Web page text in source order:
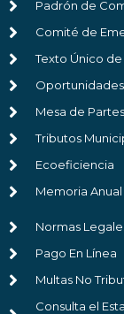
Padrón de
Comité de
Texto Único
Mesa de
Tributos
Ecoeficiencia
Memoria Anual
Normas
Pago En Línea
Multas No
Consulta el